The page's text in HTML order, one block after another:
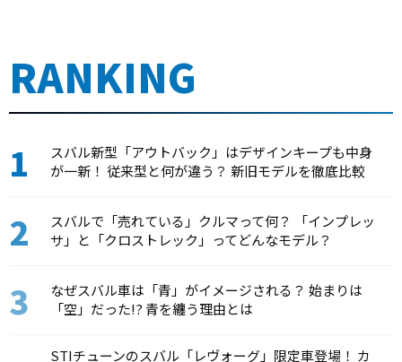
RANKING
スバル新型「アウトバック」はデザインキープも中身
が一新！ 従来型と何が違う？ 新旧モデルを徹底比較
スバルで「売れている」クルマって何？ 「インプレッ
サ」と「クロストレック」ってどんなモデル？
なぜスバル車は「青」がイメージされる？ 始まりは
「空」だった!? 青を纏う理由とは
STIチューンのスバル「レヴォーグ」限定車登場！ カ